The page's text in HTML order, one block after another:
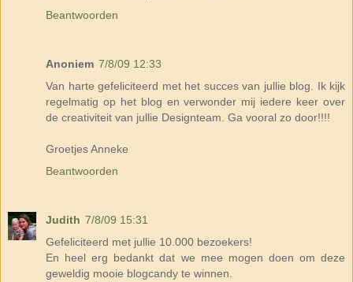
Beantwoorden
Anoniem 7/8/09 12:33
Van harte gefeliciteerd met het succes van jullie blog. Ik kijk
regelmatig op het blog en verwonder mij iedere keer over
de creativiteit van jullie Designteam. Ga vooral zo door!!!!
Groetjes Anneke
Beantwoorden
Judith 7/8/09 15:31
Gefeliciteerd met jullie 10.000 bezoekers!
En heel erg bedankt dat we mee mogen doen om deze
geweldig mooie blogcandy te winnen.